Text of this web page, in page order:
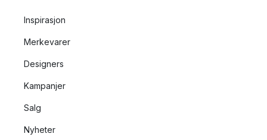
Inspirasjon
Merkevarer
Designers
Kampanjer
Salg
Nyheter